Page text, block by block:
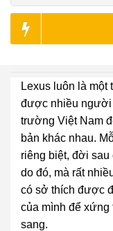
Lexus luôn là một
được nhiều người
trường Việt Nam
bản khác nhau.
riêng biệt, đời
do đó, mà rất
có sở thích được
của mình để xứng
sang.